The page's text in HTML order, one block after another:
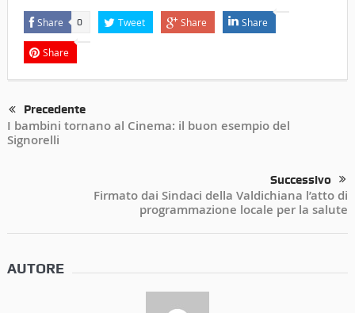
Share 0 Tweet Share Share
Share
Precedente
I bambini tornano al Cinema: il buon esempio del
Signorelli
Successivo
Firmato dai Sindaci della Valdichiana l’atto di
programmazione locale per la salute
AUTORE